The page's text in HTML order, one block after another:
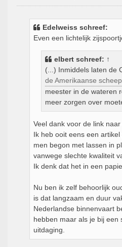
e
Edelweiss schreef:
Even een lichtelijk
elbert schreef: ↑
(...) Inmiddels laten de
de Amerikaanse
meester in de wateren
meer zorgen over
Veel dank voor de link
Ik heb ooit eens een
men begon met lassen in
vanwege slechte kwaliteit
Ik denk dat het in een
Nu ben ik zelf behoorlijk
is dat langzaam en duur
Nederlandse binnenvaart
hebben maar als je bij
uitdaging.